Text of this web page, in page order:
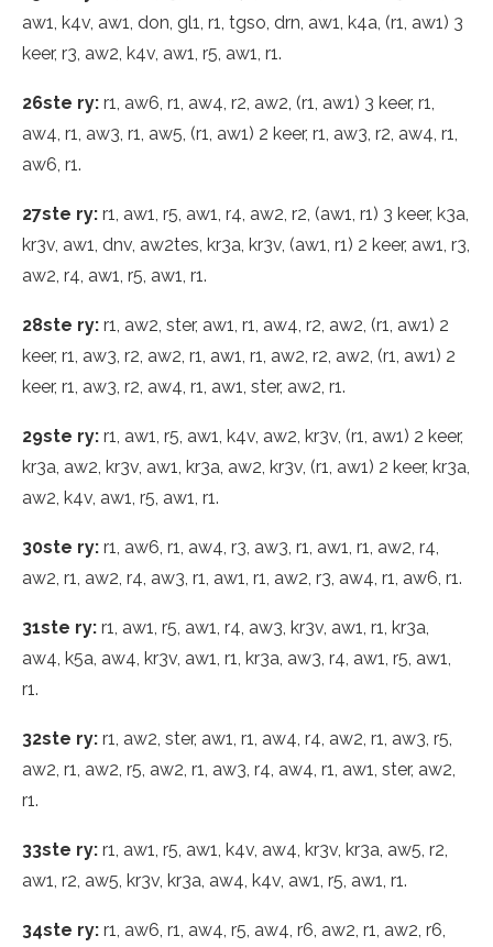
aw1, k4v, aw1, don, gl1, r1, tgso, drn, aw1, k4a, (r1, aw1) 3
keer, r3, aw2, k4v, aw1, r5, aw1, r1.
26ste ry: r1, aw6, r1, aw4, r2, aw2, (r1, aw1) 3 keer, r1,
aw4, r1, aw3, r1, aw5, (r1, aw1) 2 keer, r1, aw3, r2, aw4, r1,
aw6, r1.
27ste ry: r1, aw1, r5, aw1, r4, aw2, r2, (aw1, r1) 3 keer, k3a,
kr3v, aw1, dnv, aw2tes, kr3a, kr3v, (aw1, r1) 2 keer, aw1, r3,
aw2, r4, aw1, r5, aw1, r1.
28ste ry: r1, aw2, ster, aw1, r1, aw4, r2, aw2, (r1, aw1) 2
keer, r1, aw3, r2, aw2, r1, aw1, r1, aw2, r2, aw2, (r1, aw1) 2
keer, r1, aw3, r2, aw4, r1, aw1, ster, aw2, r1.
29ste ry: r1, aw1, r5, aw1, k4v, aw2, kr3v, (r1, aw1) 2 keer,
kr3a, aw2, kr3v, aw1, kr3a, aw2, kr3v, (r1, aw1) 2 keer, kr3a,
aw2, k4v, aw1, r5, aw1, r1.
30ste ry: r1, aw6, r1, aw4, r3, aw3, r1, aw1, r1, aw2, r4,
aw2, r1, aw2, r4, aw3, r1, aw1, r1, aw2, r3, aw4, r1, aw6, r1.
31ste ry: r1, aw1, r5, aw1, r4, aw3, kr3v, aw1, r1, kr3a,
aw4, k5a, aw4, kr3v, aw1, r1, kr3a, aw3, r4, aw1, r5, aw1,
r1.
32ste ry: r1, aw2, ster, aw1, r1, aw4, r4, aw2, r1, aw3, r5,
aw2, r1, aw2, r5, aw2, r1, aw3, r4, aw4, r1, aw1, ster, aw2,
r1.
33ste ry: r1, aw1, r5, aw1, k4v, aw4, kr3v, kr3a, aw5, r2,
aw1, r2, aw5, kr3v, kr3a, aw4, k4v, aw1, r5, aw1, r1.
34ste ry: r1, aw6, r1, aw4, r5, aw4, r6, aw2, r1, aw2, r6,